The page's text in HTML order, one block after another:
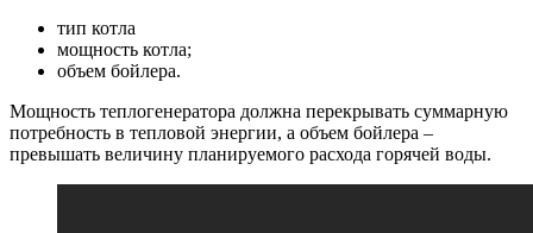
тип котла
мощность котла;
объем бойлера.
Мощность теплогенератора должна перекрывать суммарную
потребность в тепловой энергии, а объем бойлера –
превышать величину планируемого расхода горячей воды.